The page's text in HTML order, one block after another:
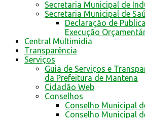
Secretaria Municipal de
Secretaria Municipal de
Declaração de
Execução
Central Multimídia
Transparência
Serviços
Guia de Serviços e
da Prefeitura de Mantena
Cidadão Web
Conselhos
Conselho Municipal
Conselho Municipal